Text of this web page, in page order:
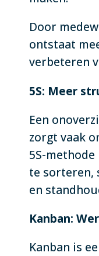
Door
ontstaat
verbeteren
5S: Meer
Een
zorgt vaak
5S-
te sorteren,
en
Kanban:
Kanban is